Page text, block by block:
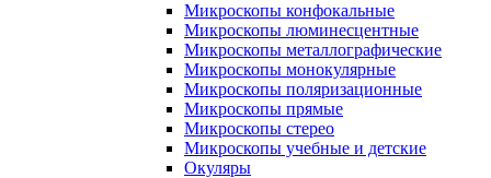
Микроскопы конфокальные
Микроскопы люминесцентные
Микроскопы металлографические
Микроскопы монокулярные
Микроскопы поляризационные
Микроскопы прямые
Микроскопы стерео
Микроскопы учебные и детские
Окуляры